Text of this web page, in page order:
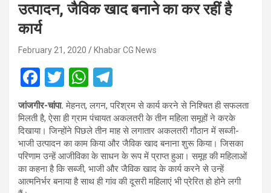
उत्पादन, जैविक खाद बनाने का कर रहीं है
कार्य
February 21, 2020 Khabar CG News
F
a
ce
b
o
o
T
wi
tt
er
W
h
at
s
A
p
el
e
gr
a
m
जांजगीर-चांपा. मेहनत, लगन, परिश्रम से कार्य करने से निश्चित ही सफलता
मिलती है, ऐसा ही ग्राम पंचायत अकलतरी के तीन महिला समूहों ने करके
दिखाया। जिन्होंने पिछले तीन माह से लगातार अकलतरी गौठान में सब्जी-
भाजी उत्पादन का काम किया और जैविक खाद बनाना शुरू किया। जिसका
परिणाम उन्हें आजीविका के साधन के रूप में प्राप्त हुआ। समूह की महिलाओं
का कहना है कि सब्जी, भाजी और जैविक खाद के कार्य करने से उन्हें
आत्मनिर्भर बनाया है साथ ही गांव की दूसरी महिलाएं भी प्रेरित हो होने लगी